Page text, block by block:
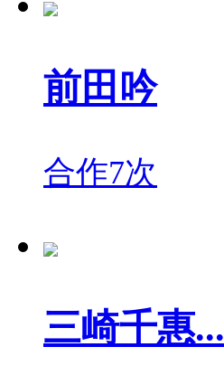
前田吟
合作7次
三崎千惠...